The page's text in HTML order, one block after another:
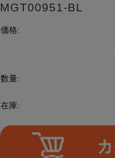
MGT00951-BL
価格:
数量:
在庫: